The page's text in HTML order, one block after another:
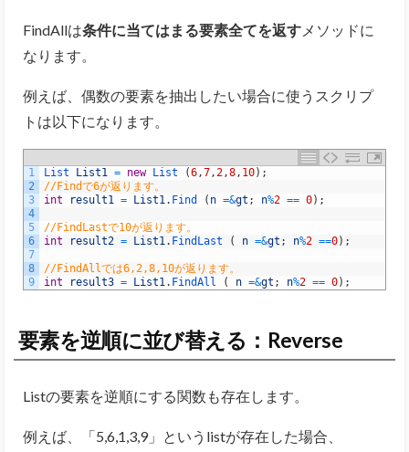
FindAllは条件に当てはまる要素全てを返す メソッドに
なります。
例えば、偶数の要素を抽出したい場合に使うスクリプ
トは以下になります。
1
2
3
4
5
6
7
8
9
List List1 = new List (6,7,2,8, 10) ;
//Findで6が返ります。
int
result1 = List1. Find ( n =&gt ; n%2 == 0) ;
//FindLastで10が返ります。
int
result2 = List1. FindLast ( n =&gt ; n%2 ==0) ;
//FindAllでは6,2,8,10が返ります。
int
result3 = List1. FindAll ( n =&gt ; n%2 == 0) ;
要素を逆順に並び替える：Reverse
Listの要素を逆順にする関数も存在します。
例えば、「5,6,1,3,9」というlistが存在した場合、